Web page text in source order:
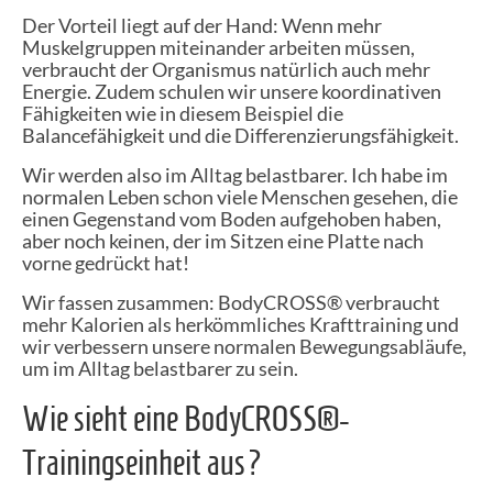
Der Vorteil liegt auf der Hand: Wenn mehr
Muskelgruppen miteinander arbeiten müssen,
verbraucht der Organismus natürlich auch mehr
Energie. Zudem schulen wir unsere koordinativen
Fähigkeiten wie in diesem Beispiel die
Balancefähigkeit und die Differenzierungsfähigkeit.
Wir werden also im Alltag belastbarer. Ich habe im
normalen Leben schon viele Menschen gesehen, die
einen Gegenstand vom Boden aufgehoben haben,
aber noch keinen, der im Sitzen eine Platte nach
vorne gedrückt hat!
Wir fassen zusammen: BodyCROSS® verbraucht
mehr Kalorien als herkömmliches Krafttraining und
wir verbessern unsere normalen Bewegungsabläufe,
um im Alltag belastbarer zu sein.
Wie sieht eine BodyCROSS®-
Trainingseinheit aus?